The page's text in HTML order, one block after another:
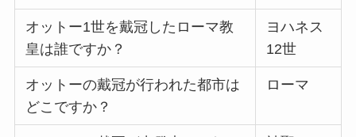
オットー1世を戴冠したローマ教
皇は誰ですか？
ヨハネス
12世
オットーの戴冠が行われた都市は
どこですか？
ローマ